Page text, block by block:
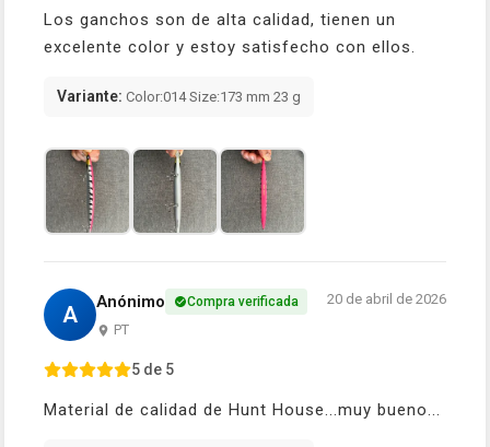
Los ganchos son de alta calidad, tienen un
excelente color y estoy satisfecho con ellos.
Variante: Color:014 Size:173 mm 23 g
A Anónimo Compra verificada
PT
20 de abril de 2026
5 de 5
Material de calidad de Hunt House...muy bueno...